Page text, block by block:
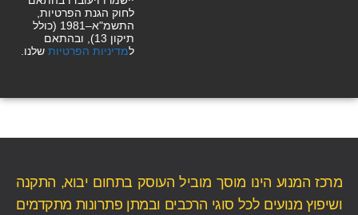
לחוק הגנת הפרטיות,
התשמ"א–1981 (כולל
תיקון 13), ובהתאם
למדיניות הפרטיות שלנו.
מרכז המנוע הינו מוסך מוביל העוסק בתחום יבוא, התקנה
ושיפוץ מנועים לכל סוגי הרכבים ובמתן פתרונות מתקדמים